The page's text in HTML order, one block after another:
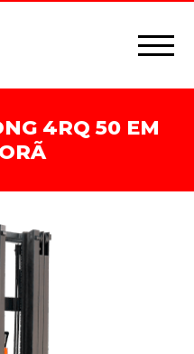
4RQ 50 EM